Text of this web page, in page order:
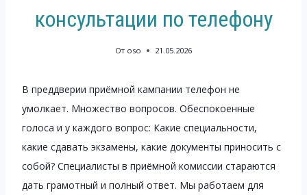
консультации по телефону
От oso 21.05.2026
В преддверии приёмной кампании телефон не
умолкает. Множество вопросов. Обеспокоенные
голоса и у каждого вопрос: Какие специальности,
какие сдавать экзамены, какие документы приносить с
собой? Специалисты в приёмной комиссии стараются
дать грамотный и полный ответ. Мы работаем для